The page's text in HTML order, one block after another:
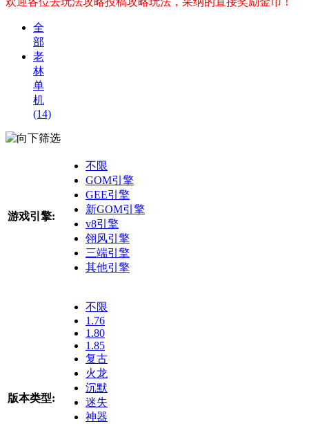
全
部
老
林
单
机
(14)
筛选
游戏引擎:
不限
GOM引擎
GEE引擎
新GOM引擎
v8引擎
翎风引擎
三端引擎
其他引擎
版本类型:
不限
1.76
1.80
1.85
复古
火龙
沉默
迷失
神器